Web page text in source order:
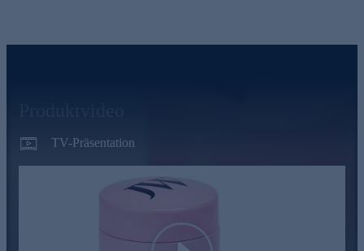
TV-Präsentation